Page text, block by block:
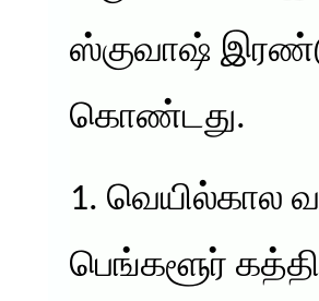
ஸ்குவாஷ்
கொண்டது.
1. வெயில்கால
பெங்களூர்